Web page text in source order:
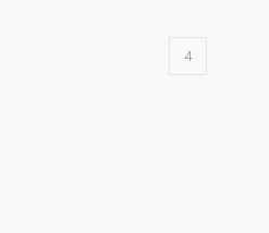
4